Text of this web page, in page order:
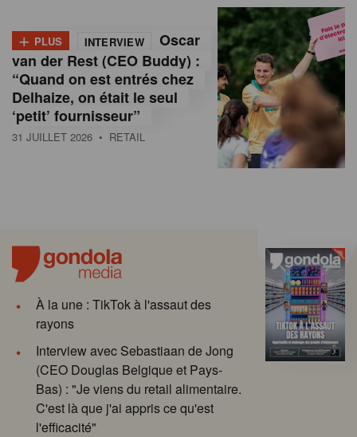
+ PLUS INTERVIEW
Oscar
van der Rest (CEO Buddy) :
“Quand on est entrés chez
Delhaize, on était le seul
‘petit’ fournisseur”
31 JUILLET 2026 • RETAIL
À la une : TikTok à l'assaut des
rayons
Interview avec Sebastiaan de Jong
(CEO Douglas Belgique et Pays-
Bas) : "Je viens du retail alimentaire.
C'est là que j'ai appris ce qu'est
l'efficacité"